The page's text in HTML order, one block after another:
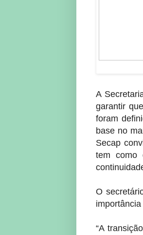
A
garantir
foram
base no
Secap
tem como
O
“A